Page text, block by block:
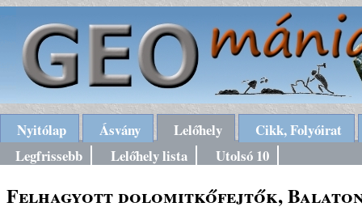
Nyitólap Ásvány Lelőhely
Cikk, Folyóirat
Legfrissebb
Lelőhely lista Utolsó 10
Felhagyott dolomitkőfejtők,